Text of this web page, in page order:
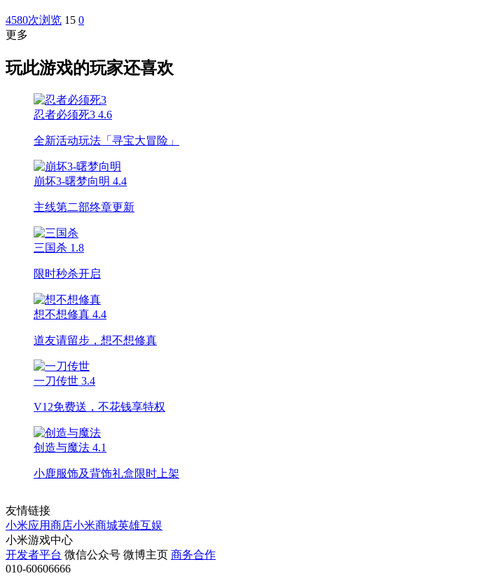
4580次浏览 15 0
更多
玩此游戏的玩家还喜欢
忍者必须死3 4.6
全新活动玩法「寻宝大冒险」
崩坏3-曙梦向明 4.4
主线第二部终章更新
三国杀 1.8
限时秒杀开启
想不想修真 4.4
道友请留步，想不想修真
一刀传世 3.4
V12免费送，不花钱享特权
创造与魔法 4.1
小鹿服饰及背饰礼盒限时上架
友情链接
小米应用商店小米商城英雄互娱
小米游戏中心
开发者平台 微信公众号 微博主页 商务合作
010-60606666